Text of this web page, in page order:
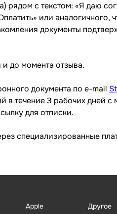
рядом с текстом: «Я даю
или аналогичного,
документы
и до момента отзыва.
документа по e-mail
течение 3 рабочих дней с
для отписки.
специализированные
Apple Другое